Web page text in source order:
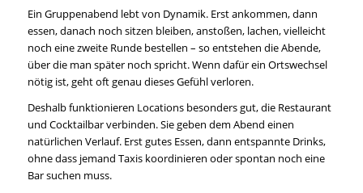
Ein Gruppenabend lebt von Dynamik. Erst ankommen, dann
essen, danach noch sitzen bleiben, anstoßen, lachen, vielleicht
noch eine zweite Runde bestellen – so entstehen die Abende,
über die man später noch spricht. Wenn dafür ein Ortswechsel
nötig ist, geht oft genau dieses Gefühl verloren.
Deshalb funktionieren Locations besonders gut, die Restaurant
und Cocktailbarverbinden. Sie geben dem Abend einen
natürlichen Verlauf. Erst gutes Essen, dann entspannte Drinks,
ohne dass jemand Taxis koordinieren oder spontan noch eine
Bar suchen muss.